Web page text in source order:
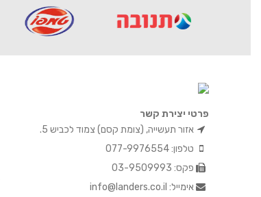
פרטי יצירת קשר
אזור תעשייה, (צומת קסם) צמוד לכביש 5.
טלפון: 077-9976554
פקס: 03-9509993
אימייל: info@landers.co.il